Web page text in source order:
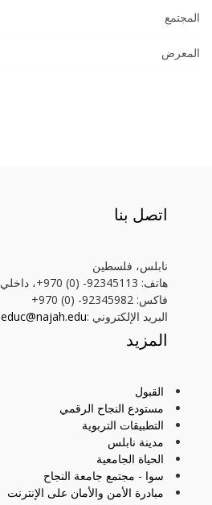
المجتمع
المعرض
اتصل بنا
نابلس، فلسطين
هاتف: 92345113- (0) 970+، داخلي: 2253
فاكس: 92345982- (0) 970+
البريد الإلكتروني :educ@najah.edu
المزيد
القبول
مستودع النجاح الرقمي
التطبيقات التربوية
مدينة نابلس
الحياة الجامعية
سوا - مجتمع جامعة النجاح
مبادرة الأمن والأمان على الإنترنت